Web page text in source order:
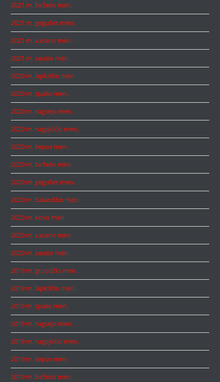
2021 m. birželio mėn.
2021 m. gegužės mėn.
2021 m. vasario mėn.
2021 m. sausio mėn.
2020 m. lapkričio mėn.
2020 m. spalio mėn.
2020 m. rugsėjo mėn.
2020 m. rugpjūčio mėn.
2020 m. liepos mėn.
2020 m. birželio mėn.
2020 m. gegužės mėn.
2020 m. balandžio mėn.
2020 m. kovo mėn.
2020 m. vasario mėn.
2020 m. sausio mėn.
2019 m. gruodžio mėn.
2019 m. lapkričio mėn.
2019 m. spalio mėn.
2019 m. rugsėjo mėn.
2019 m. rugpjūčio mėn.
2019 m. liepos mėn.
2019 m. birželio mėn.